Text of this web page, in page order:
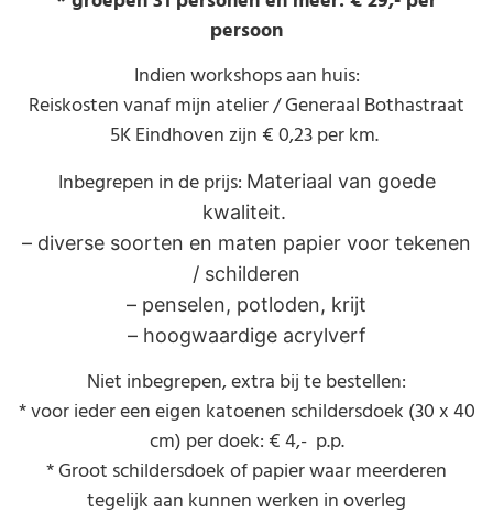
persoon
Indien workshops aan huis:
Reiskosten vanaf mijn atelier / Generaal Bothastraat
5K Eindhoven zijn € 0,23 per km.
Inbegrepen in de prijs: Materiaal van goede
kwaliteit.
– diverse soorten en maten papier voor tekenen
/ schilderen
– penselen, potloden, krijt
– hoogwaardige acrylverf
Niet inbegrepen, extra bij te bestellen:
* voor ieder een eigen katoenen schildersdoek (30 x 40
cm) per doek: € 4,- p.p.
* Groot schildersdoek of papier waar meerderen
tegelijk aan kunnen werken in overleg